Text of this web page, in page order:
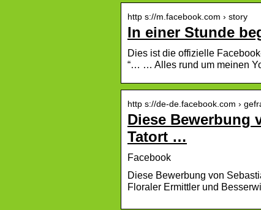
http s://m.facebook.com › story
In einer Stunde
Dies ist die offizielle
“… … Alles rund um meinen
http s://de-de.facebook.com ›
Diese Bewerbung
Tatort …
Facebook
Diese Bewerbung von
Floraler Ermittler und